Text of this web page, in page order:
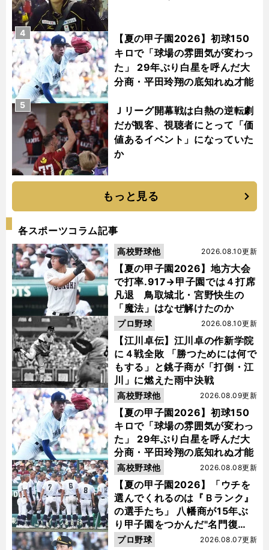
【夏の甲子園2026】初球150
キロで「球場の雰囲気が変わっ
た」 29年ぶり白星を呼んだ大
分商・平田玲翔の底知れぬ才能
4
Ｊリーグ開幕戦は白熱の逆転劇
だが観客、視聴者にとって「価
値あるイベント」になっていた
か
5
もっと見る
各スポーツコラム記事
【夏の甲子園2026】地方大会
で打率.917→甲子園では４打席
凡退 鳥取城北・宮野快生の
「魔法」はなぜ解けたのか
2026.08.10更新
高校野球他
【江川卓伝】江川卓の作新学院
に４戦全敗 「勝つためには何で
もする」と銚子商が「打倒・江
川」に燃えた雨中決戦
2026.08.10更新
プロ野球
【夏の甲子園2026】初球150
キロで「球場の雰囲気が変わっ
た」 29年ぶり白星を呼んだ大
分商・平田玲翔の底知れぬ才能
2026.08.09更新
高校野球他
【夏の甲子園2026】「ウチを
選んでくれるのは『Ｂランク』
の選手たち」 八幡商が15年ぶ
り甲子園をつかんだ"名門復
活"の舞台裏
2026.08.08更新
高校野球他
2026.08.07更新
プロ野球